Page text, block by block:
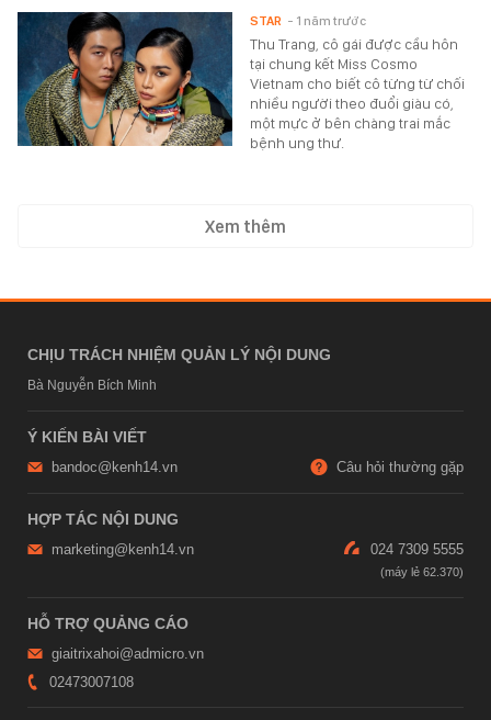
Thu Trang, cô gái được cầu hôn
tại chung kết Miss Cosmo
Vietnam cho biết cô từng từ chối
nhiều người theo đuổi giàu có,
một mực ở bên chàng trai mắc
bệnh ung thư.
STAR - 1 năm trước
Xem thêm
CHỊU TRÁCH NHIỆM QUẢN LÝ NỘI DUNG
Bà Nguyễn Bích Minh
Ý KIẾN BÀI VIẾT
bandoc@kenh14.vn Câu hỏi thường gặp
HỢP TÁC NỘI DUNG
marketing@kenh14.vn 024 7309 5555
HỖ TRỢ QUẢNG CÁO
giaitrixahoi@admicro.vn
02473007108